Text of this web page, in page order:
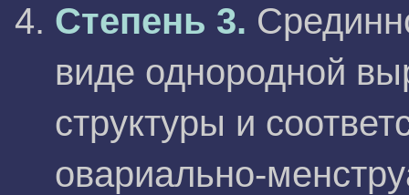
Степень 3.
виде однородной
структуры и
овариально-